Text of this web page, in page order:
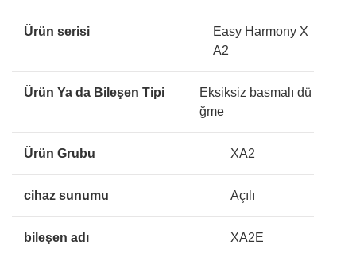
Ürün serisi
Easy Harmony X
A2
Ürün Ya da Bileşen Tipi
Eksiksiz basmalı dü
ğme
Ürün Grubu XA2
cihaz sunumu Açılı
bileşen adı XA2E